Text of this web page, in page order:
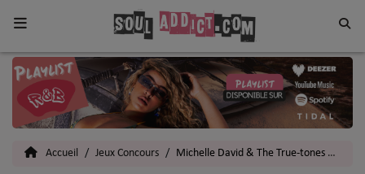
Home
Toutes les News
Accueil Jeux Concours Michelle David & The True-tones à Paris : vos PASS